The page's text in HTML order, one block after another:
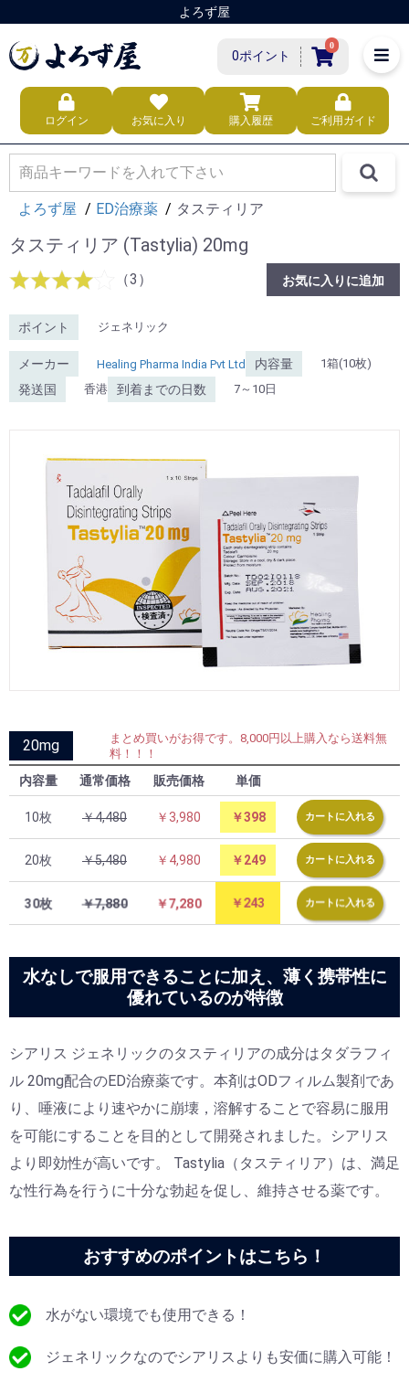
よろず屋
ログイン お気に入り 購入履歴 ご利用ガイド
0ポイント
0
よろず屋 ED治療薬 タスティリア
タスティリア (Tastylia) 20mg
（3） お気に入りに追加
ポイント ジェネリック
メーカー Healing Pharma India Pvt Ltd 内容量 1箱(10枚)
発送国 香港 到着までの日数 7～10日
20mg
まとめ買いがお得です。8,000円以上購入なら送料無
料！！！
内容量 通常価格 販売価格 単価
10枚 ￥4,480 ￥3,980 ￥398 カートに入れる
20枚 ￥5,480 ￥4,980 ￥249 カートに入れる
30枚 ￥7,880 ￥7,280 ￥243 カートに入れる
水なしで服用できることに加え、薄く携帯性に
優れているのが特徴
シアリス ジェネリックのタスティリアの成分はタダラフィ
ル 20mg配合のED治療薬です。本剤はODフィルム製剤であ
り、唾液により速やかに崩壊，溶解することで容易に服用
を可能にすることを目的として開発されました。シアリス
より即効性が高いです。 Tastylia（タスティリア）は、満足
な性行為を行うに十分な勃起を促し、維持させる薬です。
おすすめのポイントはこちら！
水がない環境でも使用できる！
ジェネリックなのでシアリスよりも安価に購入可能！